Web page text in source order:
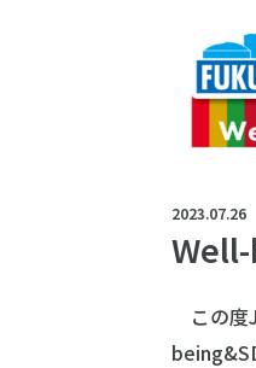
2023.07.26
この度